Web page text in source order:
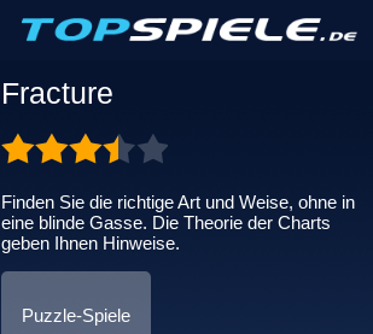
Fracture
Finden Sie die richtige Art und Weise, ohne in
eine blinde Gasse. Die Theorie der Charts
geben Ihnen Hinweise.
Puzzle-Spiele